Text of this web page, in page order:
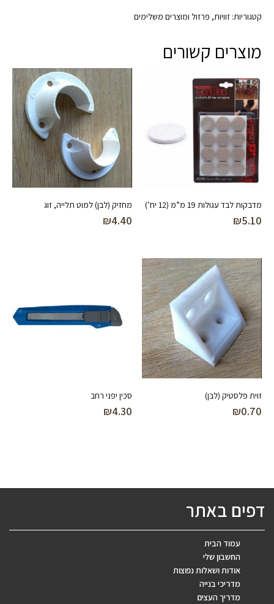
קטגוריות: זוויות, פרזול ומוצרים משלימים
מוצרים קשורים
מדבקות לבד עגולות 19 מ”מ (12 יח’)
₪5.10
מחזיק (לבן) למוט תלייה, זוג
₪4.40
זוית פלסטיק (לבן)
₪0.70
סכין יפני רחב
₪4.30
דפים באתר
עמוד הבית
החשבון שלי
אודות ושאלות נפוצות
מדריכי בנייה
מדריך העצים